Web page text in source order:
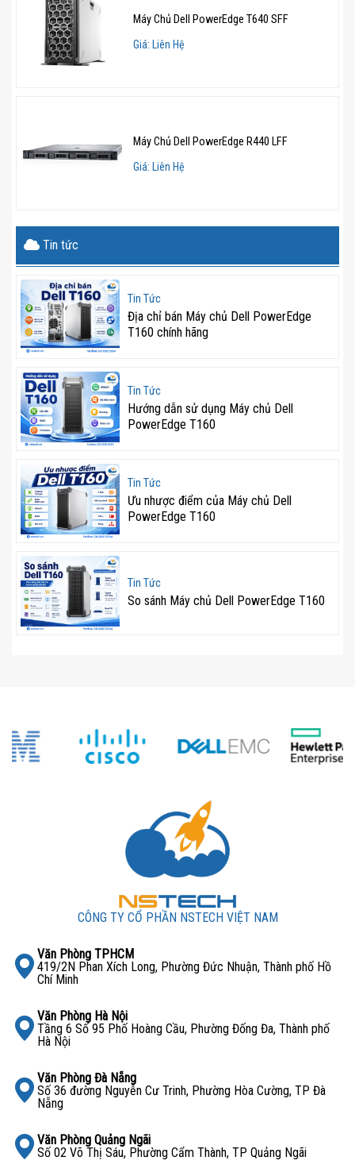
Máy Chủ Dell PowerEdge T640 SFF
Giá: Liên Hệ
Máy Chủ Dell PowerEdge R440 LFF
Giá: Liên Hệ
Tin tức
Tin Tức
Địa chỉ bán Máy chủ Dell PowerEdge
T160 chính hãng
Tin Tức
Hướng dẫn sử dụng Máy chủ Dell
PowerEdge T160
Tin Tức
Ưu nhược điểm của Máy chủ Dell
PowerEdge T160
Tin Tức
So sánh Máy chủ Dell PowerEdge T160
CÔNG TY CỔ PHẦN NSTECH VIỆT NAM
Văn Phòng TPHCM
419/2N Phan Xích Long, Phường Đức Nhuận, Thành phố Hồ
Chí Minh
Văn Phòng Hà Nội
Tầng 6 Số 95 Phố Hoàng Cầu, Phường Đống Đa, Thành phố
Hà Nội
Văn Phòng Đà Nẵng
Số 36 đường Nguyễn Cư Trinh, Phường Hòa Cường, TP Đà
Nẵng
Văn Phòng Quảng Ngãi
Số 02 Võ Thị Sáu, Phường Cẩm Thành, TP Quảng Ngãi